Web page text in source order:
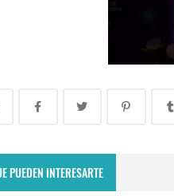
PUEDEN INTERESARTE